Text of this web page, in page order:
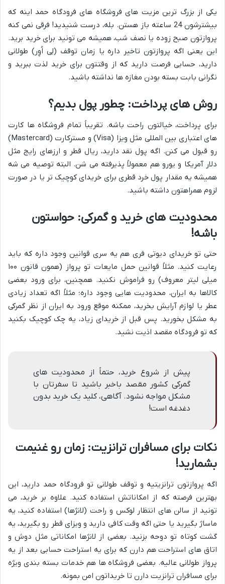
یکی از بزرگ ترین مزیت های فروشگاه های فرودگاه حمد اینه که
بیشترشون 24 ساعته باز هستن. بله، درست شنیدید! فرقی نمی کنه
پروازتون صبح زوده یا نصف شب، همیشه می تونید برای خرید برید.
این یعنی اگه پروازتون تاخیر داره یا زمان توقف (لِی اُوِر) طولانی
دارید، حسابی فرصت دارید که از وقتتون برای خرید لذت ببرید و
نگرانی بابت بسته بودن مغازه ها نداشته باشید.
روش های پرداخت: چطور پول بدیم؟
برای پرداخت، خیالتون راحت باشه. تقریباً تمام فروشگاه ها کارت
های اعتباری بین المللی مثل ویزا (Visa) و مسترکارت (Mastercard)
رو قبول می کنن. اگه پول نقد دارید، ریال قطر و ارزهای رایج مثل
دلار آمریکا و یورو هم معمولاً پذیرفته می شن. البته توصیه می شه
همیشه یه مقدار پول خرد قطری برای خریدای کوچیک تر یا در صورت
لزوم همراهتون داشته باشید.
محدودیت های خرید و گمرکی: حواستون
باشه!
حتی تو خریدای دیوتی فری هم یه سری قوانین وجود داره که باید
رعایت کنید. مثلاً قوانین حمل مایعات تو پرواز (همون قانون ۱۰۰
میلی لیتر معروف) رو فراموش نکنید. همچنین، برای ورود بعضی
کالاها به ایران، محدودیت هایی وجود داره؛ مثلاً اگه تعداد زیادی
عطر یا لوازم آرایش بخرید، ممکنه موقع ورود به ایران از نظر گمرکی
به مشکل بخورید. پس قبل از خریدای زیاد، یه چک کوچیک بکنید
که تو فرودگاه مقصد اذیت نشید.
پیش از شروع خرید، حتماً از محدودیت های
گمرکی کشور مقصد باخبر باشید تا سفرتان با
مشکل مواجه نشود. آگاهی، کلید یک خرید بدون
دغدغه است!
نکات برای مسافران ترانزیت: زمان رو غنیمت
بشمارید!
اگه پروازتون ترانزیتیه و توقف طولانی تو فرودگاه حمد دارید، این
بهترین فرصته که از امکاناتش استفاده کنید. علاوه بر خرید، می
تونید از سالن های انتظار لوکس و راحت (لانژها) استفاده کنید، یه
ماساژ بگیرید یا حتی اگه وقت کافی دارید و ویزای قطر رو بگیرید، یه
گشت کوتاه تو دوحه بزنید. بعضی از لانژها امکاناتی مثل دوش و
اتاق های استراحت هم دارن که برای یه استراحت حسابی بعد از یه
پرواز طولانی عالیه. بعضی فروشگاه ها هم خدمات بسته بندی ویژه
برای مسافران ترانزیت دارن تا خریداتون امن بمونه.